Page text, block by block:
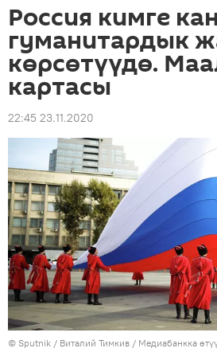
Россия кимге
гуманитардык
көрсөтүүдө.
картасы
22:45 23.11.2020
© Sputnik / Виталий Тимкив / Медиабанкка